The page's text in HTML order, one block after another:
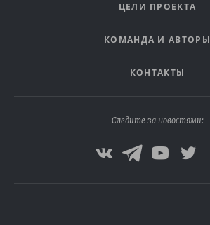
ЦЕЛИ ПРОЕКТА
КОМАНДА И АВТОРЫ
КОНТАКТЫ
Следите за новостями: